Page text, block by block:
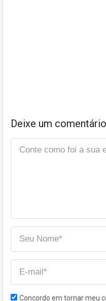
Deixe um comentário
Concordo em tornar meu